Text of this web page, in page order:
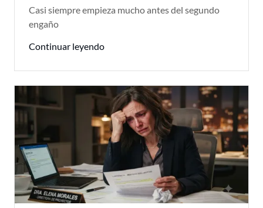
Casi siempre empieza mucho antes del segundo
engaño
Continuar leyendo